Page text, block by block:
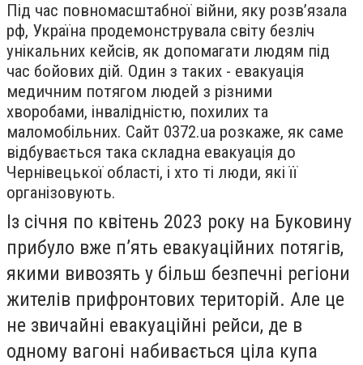
Під час повномасштабної війни, яку розвʼязала
рф, Україна продемонструвала світу безліч
унікальних кейсів, як допомагати людям під
час бойових дій. Один з таких - евакуація
медичним потягом людей з різними
хворобами, інвалідністю, похилих та
маломобільних. Сайт 0372.ua розкаже, як саме
відбувається така складна евакуація до
Чернівецької області, і хто ті люди, які її
організовують.
Із січня по квітень 2023 року на Буковину
прибуло вже пʼять евакуаційних потягів,
якими вивозять у більш безпечні регіони
жителів прифронтових територій. Але це
не звичайні евакуаційні рейси, де в
одному вагоні набивається ціла купа